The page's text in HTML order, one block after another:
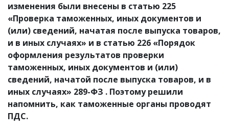
изменения были внесены в статью 225
«Проверка таможенных, иных документов и
(или) сведений, начатая после выпуска товаров,
и в иных случаях» и в статью 226 «Порядок
оформления результатов проверки
таможенных, иных документов и (или)
сведений, начатой после выпуска товаров, и в
иных случаях» 289-ФЗ . Поэтому решили
напомнить, как таможенные органы проводят
ПДС.